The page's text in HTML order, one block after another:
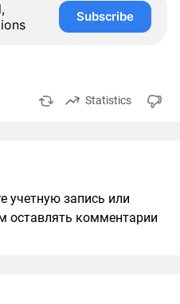
Subscribe
Statistics
учетную запись или
оставлять комментарии